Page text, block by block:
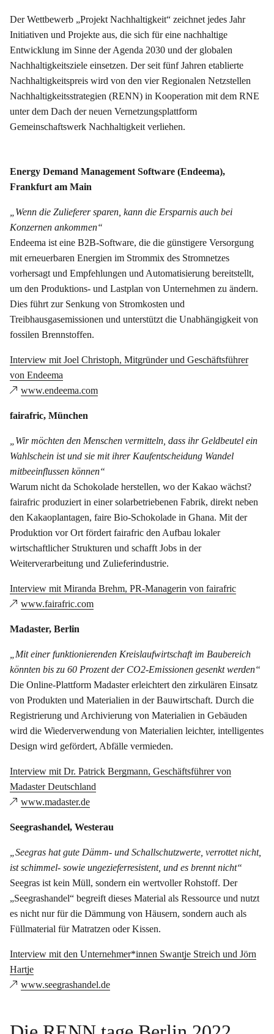
Der Wettbewerb „Projekt Nachhaltigkeit“ zeichnet jedes Jahr
Initiativen und Projekte aus, die sich für eine nachhaltige
Entwicklung im Sinne der Agenda 2030 und der globalen
Nachhaltigkeitsziele einsetzen. Der seit fünf Jahren etablierte
Nachhaltigkeitspreis wird von den vier Regionalen Netzstellen
Nachhaltigkeitsstrategien (RENN) in Kooperation mit dem RNE
unter dem Dach der neuen Vernetzungsplattform
Gemeinschaftswerk Nachhaltigkeit verliehen.
Energy Demand Management Software (Endeema),
Frankfurt am Main
„Wenn die Zulieferer sparen, kann die Ersparnis auch bei
Konzernen ankommen“
Endeema ist eine B2B-Software, die die günstigere Versorgung
mit erneuerbaren Energien im Strommix des Stromnetzes
vorhersagt und Empfehlungen und Automatisierung bereitstellt,
um den Produktions- und Lastplan von Unternehmen zu ändern.
Dies führt zur Senkung von Stromkosten und
Treibhausgasemissionen und unterstützt die Unabhängigkeit von
fossilen Brennstoffen.
Interview mit Joel Christoph, Mitgründer und Geschäftsführer
von Endeema
www.endeema.com
fairafric, München
„Wir möchten den Menschen vermitteln, dass ihr Geldbeutel ein
Wahlschein ist und sie mit ihrer Kaufentscheidung Wandel
mitbeeinflussen können“
Warum nicht da Schokolade herstellen, wo der Kakao wächst?
fairafric produziert in einer solarbetriebenen Fabrik, direkt neben
den Kakaoplantagen, faire Bio-Schokolade in Ghana. Mit der
Produktion vor Ort fördert fairafric den Aufbau lokaler
wirtschaftlicher Strukturen und schafft Jobs in der
Weiterverarbeitung und Zulieferindustrie.
Interview mit Miranda Brehm, PR-Managerin von fairafric
www.fairafric.com
Madaster, Berlin
„Mit einer funktionierenden Kreislaufwirtschaft im Baubereich
könnten bis zu 60 Prozent der CO2-Emissionen gesenkt werden“
Die Online-Plattform Madaster erleichtert den zirkulären Einsatz
von Produkten und Materialien in der Bauwirtschaft. Durch die
Registrierung und Archivierung von Materialien in Gebäuden
wird die Wiederverwendung von Materialien leichter, intelligentes
Design wird gefördert, Abfälle vermieden.
Interview mit Dr. Patrick Bergmann, Geschäftsführer von
Madaster Deutschland
www.madaster.de
Seegrashandel, Westerau
„Seegras hat gute Dämm- und Schallschutzwerte, verrottet nicht,
ist schimmel- sowie ungezieferresistent, und es brennt nicht“
Seegras ist kein Müll, sondern ein wertvoller Rohstoff. Der
„Seegrashandel“ begreift dieses Material als Ressource und nutzt
es nicht nur für die Dämmung von Häusern, sondern auch als
Füllmaterial für Matratzen oder Kissen.
Interview mit den Unternehmer*innen Swantje Streich und Jörn
Hartje
www.seegrashandel.de